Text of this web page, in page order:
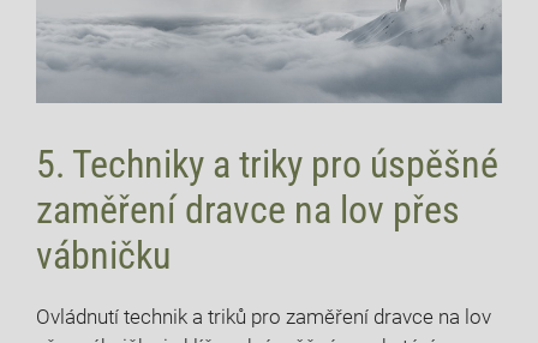
5. Techniky a triky pro úspěšné
zaměření dravce na lov přes
vábničku
Ovládnutí technik a triků pro zaměření dravce na lov